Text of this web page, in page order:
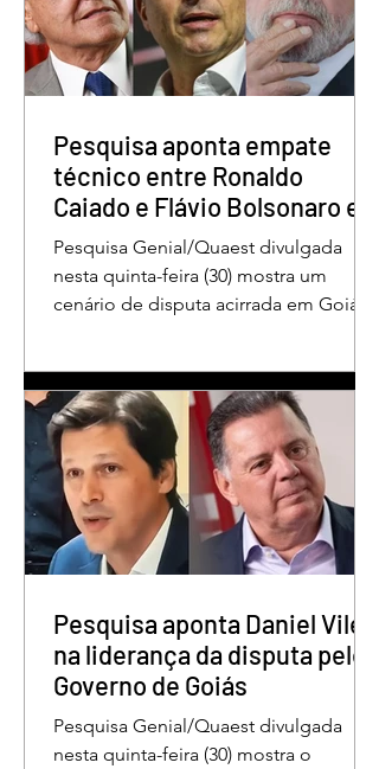
Pesquisa aponta Daniel
Vilela na liderança da
disputa pelo Governo
de Goiás
Pesquisa aponta empate
técnico entre Ronaldo
Caiado e Flávio Bolsonaro em
Goiás
Pesquisa Genial/Quaest divulgada
nesta quinta-feira (30) mostra um
cenário de disputa acirrada em Goiás
aparece com 33% das intenções de
voto no primeiro turno, seguido pelo
senador Flávio Bolsonaro (PL), com
27%. Considerando a margem de erro
de três pontos percentuais, os dois
estão em empate técnico. Na terceira
colocação está o presidente Luiz
intenções de voto. Os
Pesquisa aponta Daniel Vilela
na liderança da disputa pelo
Governo de Goiás
Pesquisa Genial/Quaest divulgada
nesta quinta-feira (30) mostra o